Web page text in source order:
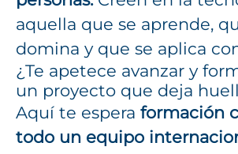
aquella que se aprende,
domina y que se aplica
¿Te apetece avanzar y
un proyecto que deja
Aquí te espera formación
todo un equipo